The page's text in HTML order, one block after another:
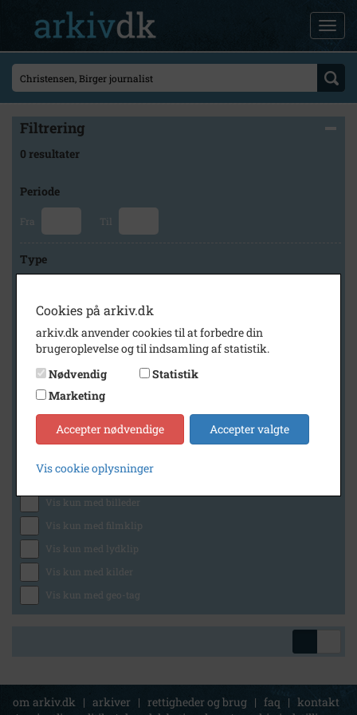
Filtrering
0 resultater
Periode
Fra Til
Type
Arkiv
Lokalarkivet Alsønderup -Tjæreby
Generelt
Vis kun med billeder
Vis kun med filmklip
Vis kun med lydklip
Vis kun med kilder
Vis kun med geo-tag
om arkiv.dk | arkiver | rettigheder og brug | faq | kontakt
Cookies på arkiv.dk
arkiv.dk anvender cookies til at forbedre din
brugeroplevelse og til indsamling af statistik.
Nødvendig
Statistik
Marketing
Accepter nødvendige Accepter valgte
Vis cookie oplysninger